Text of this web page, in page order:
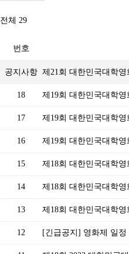
전체 29
번호
공지사항 제21회 대한민국대학
18 제19회 대한민국대학
17 제19회 대한민국대학
16 제19회 대한민국대학
15 제18회 대한민국대학
14 제18회 대한민국대학영
13 제18회 대한민국대학
12 [긴급공지] 영화제 일정